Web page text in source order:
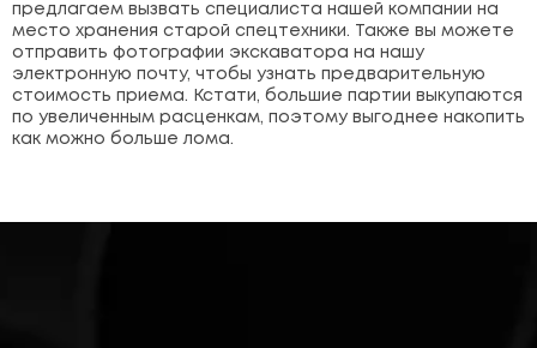
предлагаем вызвать специалиста нашей компании на
место хранения старой спецтехники. Также вы можете
отправить фотографии экскаватора на нашу
электронную почту, чтобы узнать предварительную
стоимость приема. Кстати, большие партии выкупаются
по увеличенным расценкам, поэтому выгоднее накопить
как можно больше лома.